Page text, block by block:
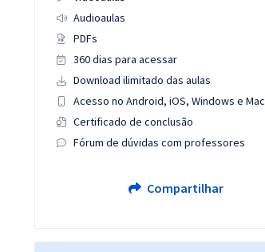
Audioaulas
PDFs
360 dias para acessar
Download ilimitado das aulas
Acesso no Android, iOS, Windows e Mac
Certificado de conclusão
Fórum de dúvidas com professores
Compartilhar